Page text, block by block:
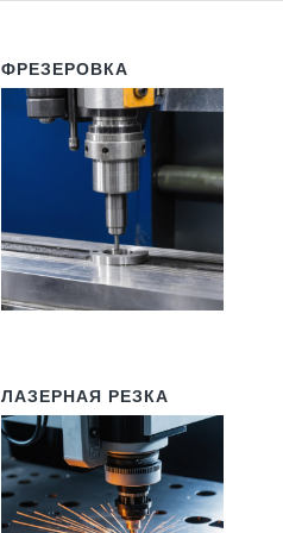
ФРЕЗЕРОВКА
ЛАЗЕРНАЯ РЕЗКА